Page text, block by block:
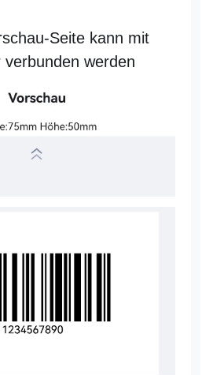
Seite kann mit
werden